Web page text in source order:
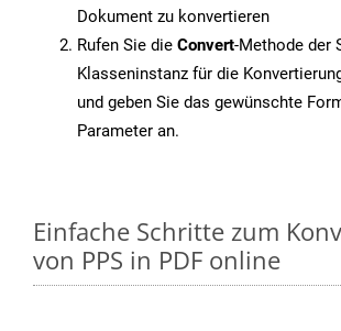
Dokument zu konvertieren
Rufen Sie die Convert-Methode der
Klasseninstanz für die
und geben Sie das gewünschte
Parameter an.
Einfache Schritte zum
von PPS in PDF online